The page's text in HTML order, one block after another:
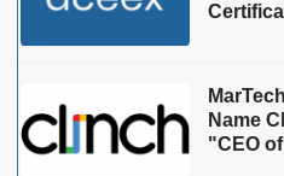
Name
"CEO